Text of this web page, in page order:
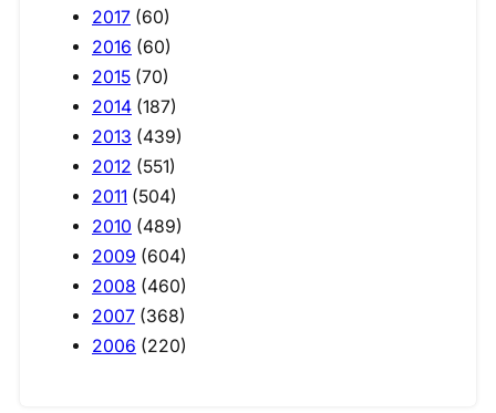
2017 (60)
2016 (60)
2015 (70)
2014 (187)
2013 (439)
2012 (551)
2011 (504)
2010 (489)
2009 (604)
2008 (460)
2007 (368)
2006 (220)